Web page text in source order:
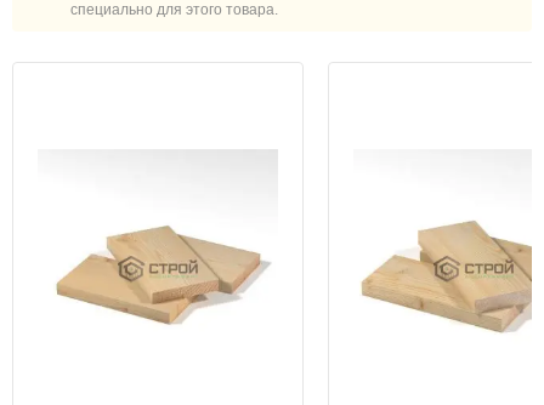
специально для этого товара.